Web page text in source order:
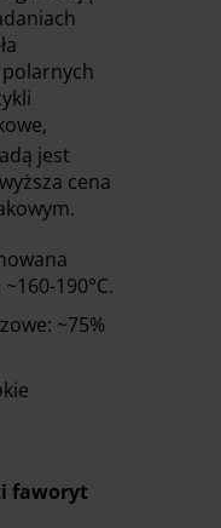
jest
cena
190°C.
~75%
faworyt